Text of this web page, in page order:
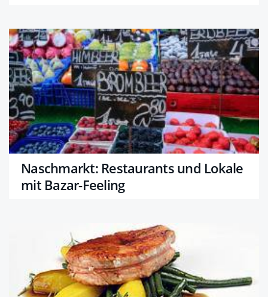
Naschmarkt: Restaurants und Lokale
mit Bazar-Feeling